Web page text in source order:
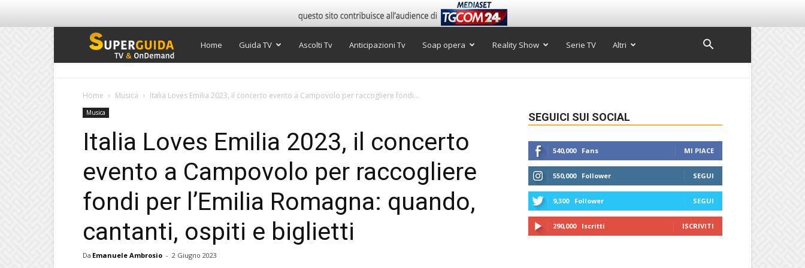
Super
Home Guida TV Ascolti Tv Anticipazioni Tv Soap opera Reality Show Serie TV Altri
Home Musica Italia Loves Emilia 2023, il concerto evento a Campovolo per raccogliere fondi...
Musica
Italia Loves Emilia 2023, il concerto
evento a Campovolo per raccogliere
fondi per l’Emilia Romagna: quando,
cantanti, ospiti e biglietti
Da Emanuele Ambrosio - 2 Giugno 2023
SEGUICI SUI SOCIAL
540,000 Fans MI PIACE
550,000 Follower SEGUI
9,300 Follower SEGUI
290,000 Iscritti ISCRIVITI